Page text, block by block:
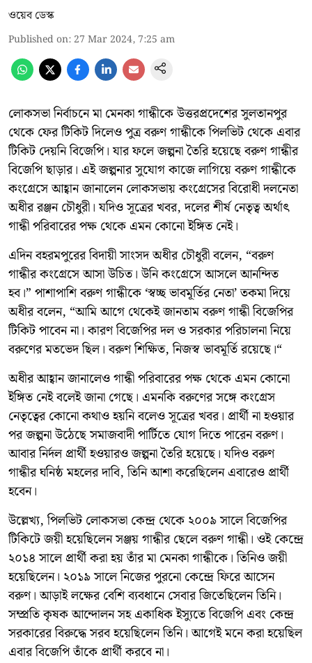
ওয়েব ডেস্ক
Published on: 27 Mar 2024, 7:25 am
লোকসভা নির্বাচনে মা মেনকা গান্ধীকে উত্তরপ্রদেশের সুলতানপুর
থেকে ফের টিকিট দিলেও পুত্র বরুণ গান্ধীকে পিলভিট থেকে এবার
টিকিট দেয়নি বিজেপি। যার ফলে জল্পনা তৈরি হয়েছে বরুণ গান্ধীর
বিজেপি ছাড়ার। এই জল্পনার সুযোগ কাজে লাগিয়ে বরুণ গান্ধীকে
কংগ্রেসে আহ্বান জানালেন লোকসভায় কংগ্রেসের বিরোধী দলনেতা
অধীর রঞ্জন চৌধুরী। যদিও সূত্রের খবর, দলের শীর্ষ নেতৃত্ব অর্থাৎ
গান্ধী পরিবারের পক্ষ থেকে এমন কোনো ইঙ্গিত নেই।
এদিন বহরমপুরের বিদায়ী সাংসদ অধীর চৌধুরী বলেন, “বরুণ
গান্ধীর কংগ্রেসে আসা উচিত। উনি কংগ্রেসে আসলে আনন্দিত
হব।” পাশাপাশি বরুণ গান্ধীকে ‘স্বচ্ছ ভাবমূর্তির নেতা’ তকমা দিয়ে
অধীর বলেন, “আমি আগে থেকেই জানতাম বরুণ গান্ধী বিজেপির
টিকিট পাবেন না। কারণ বিজেপির দল ও সরকার পরিচালনা নিয়ে
বরুণের মতভেদ ছিল। বরুণ শিক্ষিত, নিজস্ব ভাবমূর্তি রয়েছে।“
অধীর আহ্বান জানালেও গান্ধী পরিবারের পক্ষ থেকে এমন কোনো
ইঙ্গিত নেই বলেই জানা গেছে। এমনকি বরুণের সঙ্গে কংগ্রেস
নেতৃত্বের কোনো কথাও হয়নি বলেও সূত্রের খবর। প্রার্থী না হওয়ার
পর জল্পনা উঠেছে সমাজবাদী পার্টিতে যোগ দিতে পারেন বরুণ।
আবার নির্দল প্রার্থী হওয়ারও জল্পনা তৈরি হয়েছে। যদিও বরুণ
গান্ধীর ঘনিষ্ঠ মহলের দাবি, তিনি আশা করেছিলেন এবারেও প্রার্থী
হবেন।
উল্লেখ্য, পিলভিট লোকসভা কেন্দ্র থেকে ২০০৯ সালে বিজেপির
টিকিটে জয়ী হয়েছিলেন সঞ্জয় গান্ধীর ছেলে বরুণ গান্ধী। ওই কেন্দ্রে
২০১৪ সালে প্রার্থী করা হয় তাঁর মা মেনকা গান্ধীকে। তিনিও জয়ী
হয়েছিলেন। ২০১৯ সালে নিজের পুরনো কেন্দ্রে ফিরে আসেন
বরুণ। আড়াই লক্ষের বেশি ব্যবধানে সেবার জিতেছিলেন তিনি।
সম্প্রতি কৃষক আন্দোলন সহ একাধিক ইস্যুতে বিজেপি এবং কেন্দ্র
সরকারের বিরুদ্ধে সরব হয়েছিলেন তিনি। আগেই মনে করা হয়েছিল
এবার বিজেপি তাঁকে প্রার্থী করবে না।